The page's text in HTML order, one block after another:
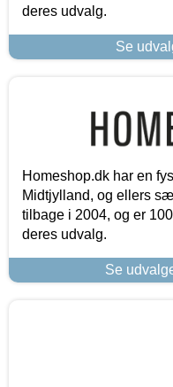
deres udvalg.
Se
Homeshop.dk har en
Midtjylland, og ellers
tilbage i 2004, og er
deres udvalg.
Se